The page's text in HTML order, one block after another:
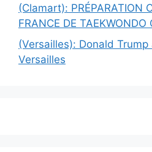
(Clamart): PRÉPARATION
FRANCE DE
(Versailles): Donald
Versailles